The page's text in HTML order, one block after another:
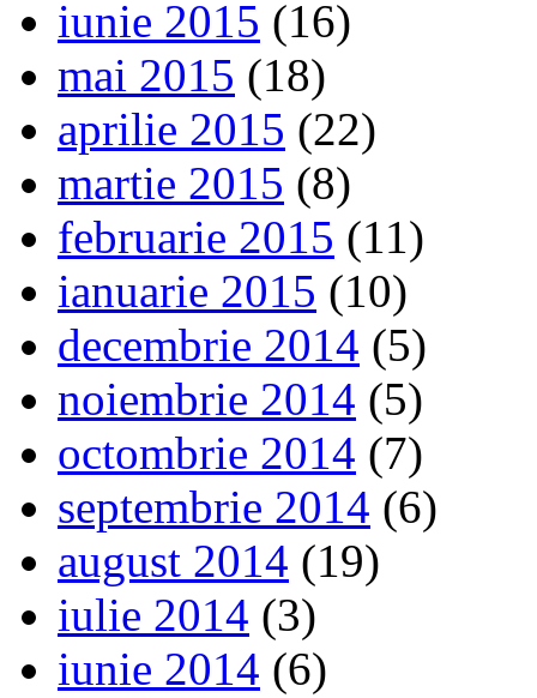
iunie 2015 (16)
mai 2015 (18)
aprilie 2015 (22)
martie 2015 (8)
februarie 2015 (11)
ianuarie 2015 (10)
decembrie 2014 (5)
noiembrie 2014 (5)
octombrie 2014 (7)
septembrie 2014 (6)
august 2014 (19)
iulie 2014 (3)
iunie 2014 (6)